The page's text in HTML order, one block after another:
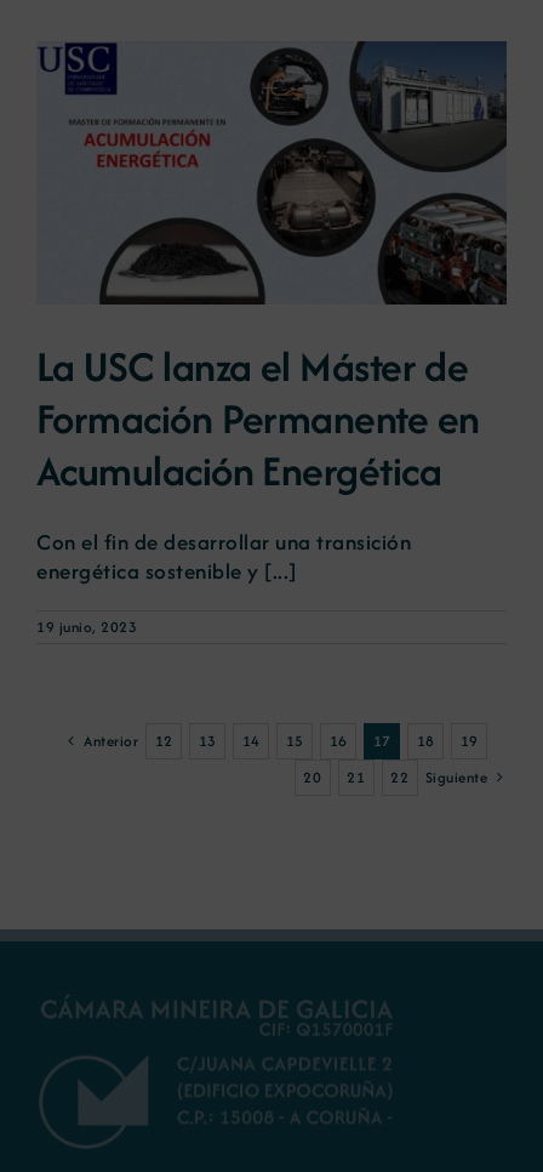
La USC lanza el Máster de
Formación Permanente en
Acumulación Energética
Con el fin de desarrollar una transición
energética sostenible y [...]
19 junio, 2023
Anterior 12 13 14 15 16 17 18
19
20
21 22 Siguiente